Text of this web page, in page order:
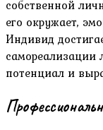
собственной
его окружает,
Индивид
самореализации
потенциал и